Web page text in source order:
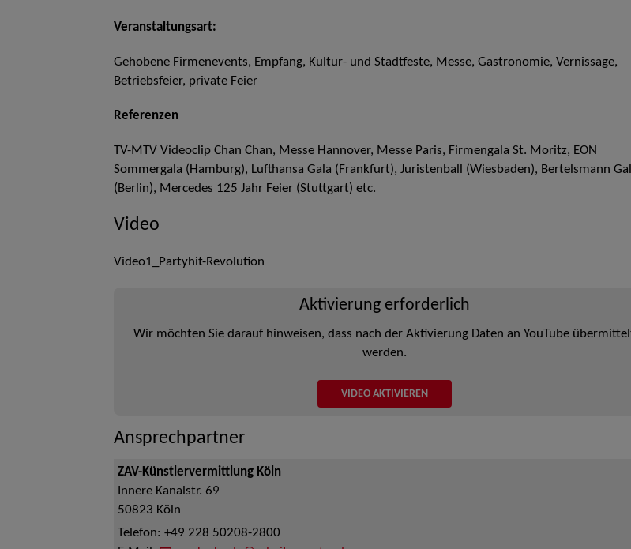
Veranstaltungsart:
Gehobene Firmenevents, Empfang, Kultur- und Stadtfeste, Messe, Gastronomie, Vernissage,
Betriebsfeier, private Feier
Referenzen
TV-MTV Videoclip Chan Chan, Messe Hannover, Messe Paris, Firmengala St. Moritz, EON
Sommergala (Hamburg), Lufthansa Gala (Frankfurt), Juristenball (Wiesbaden), Bertelsmann
(Berlin), Mercedes 125 Jahr Feier (Stuttgart) etc.
Video
Video1_Partyhit-Revolution
Aktivierung erforderlich
Wir möchten Sie darauf hinweisen, dass nach der Aktivierung Daten an YouTube
werden.
VIDEO AKTIVIEREN
Ansprechpartner
ZAV-Künstlervermittlung Köln
Innere Kanalstr. 69
50823 Köln
Telefon: +49 228 50208-2800